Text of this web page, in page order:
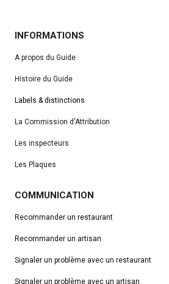
INFORMATIONS
A propos du Guide
Histoire du Guide
Labels & distinctions
La Commission d'Attribution
Les inspecteurs
Les Plaques
COMMUNICATION
Recommander un restaurant
Recommander un artisan
Signaler un problème avec un restaurant
Signaler un problème avec un artisan